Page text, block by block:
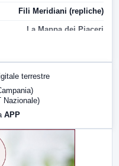
Fili Meridiani (repliche)
La Mappa dei Piaceri
terrestre
Nazionale)
APP